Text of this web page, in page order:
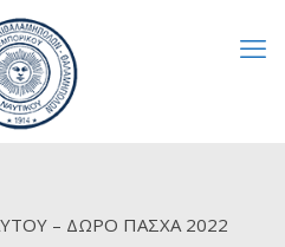
– ΔΩΡΟ ΠΑΣΧΑ 2022